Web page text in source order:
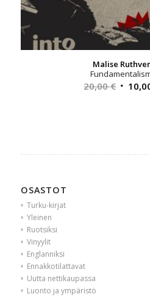
Malise
20,00€
OSASTOT
Turku-kirjat
Yleinen
Ruotsiksi
Vinyylit
Englanniksi
Ennakkotilattavat
Uutta nettikaupassa
Luonto ja ympäristö